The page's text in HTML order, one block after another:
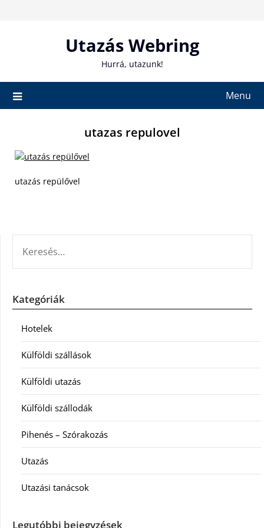
Utazás Webring
Hurrá, utazunk!
Menu
utazas repulovel
utazás repülővel
Kategóriák
Hotelek
Külföldi szállások
Külföldi utazás
Külföldi szállodák
Pihenés – Szórakozás
Utazás
Utazási tanácsok
Legutóbbi bejegyzések